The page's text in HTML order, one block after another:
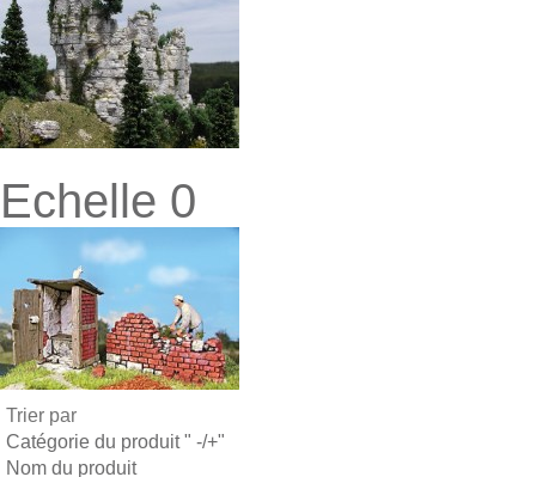
Echelle 0
Trier par
Catégorie du produit " -/+"
Nom du produit